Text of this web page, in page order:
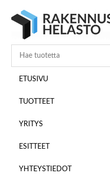
pääsisältöön
ensisijaiseen
alatunnisteeseen
ETUSIVU
TUOTTEET
YRITYS
ESITTEET
YHTEYSTIEDOT